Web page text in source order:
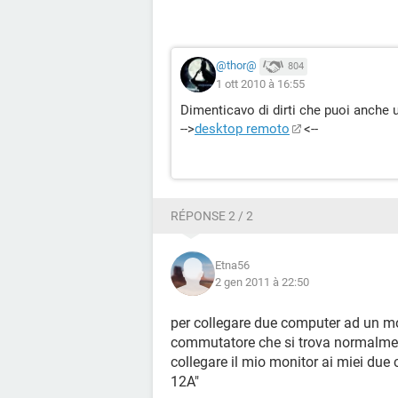
@thor@ 804
1 ott 2010 à 16:55
Dimenticavo di dirti che puoi anche
-->desktop remoto <--
RÉPONSE 2 / 2
Etna56
2 gen 2011 à 22:50
per collegare due computer ad un
commutatore che si trova
collegare il mio monitor ai miei due
12A"